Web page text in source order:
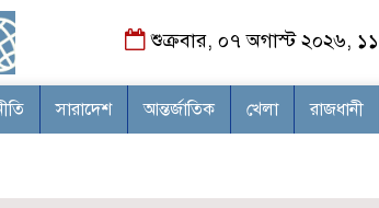
শুক্রবার, ০৭ অগাস্ট ২০২৬,
সারাদেশ আন্তর্জাতিক খেলা রাজধানী